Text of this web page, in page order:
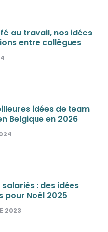
au travail, nos idées
entre collègues
idées de team
Belgique en 2026
: des idées
pour Noël 2025
2023